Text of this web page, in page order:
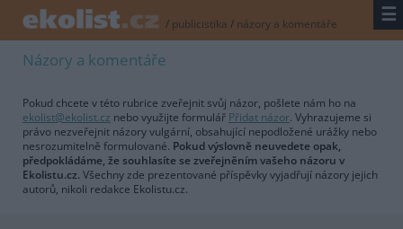
/ publicistika / názory a komentáře ☰
Názory a komentáře
Pokud chcete v této rubrice zveřejnit svůj názor, pošlete nám ho na
ekolist@ekolist.cz nebo využijte formulář Přidat názor. Vyhrazujeme si
právo nezveřejnit názory vulgární, obsahující nepodložené urážky nebo
nesrozumitelně formulované. Pokud výslovně neuvedete opak,
předpokládáme, že souhlasíte se zveřejněním vašeho názoru v
Ekolistu.cz. Všechny zde prezentované příspěvky vyjadřují názory jejich
autorů, nikoli redakce Ekolistu.cz.